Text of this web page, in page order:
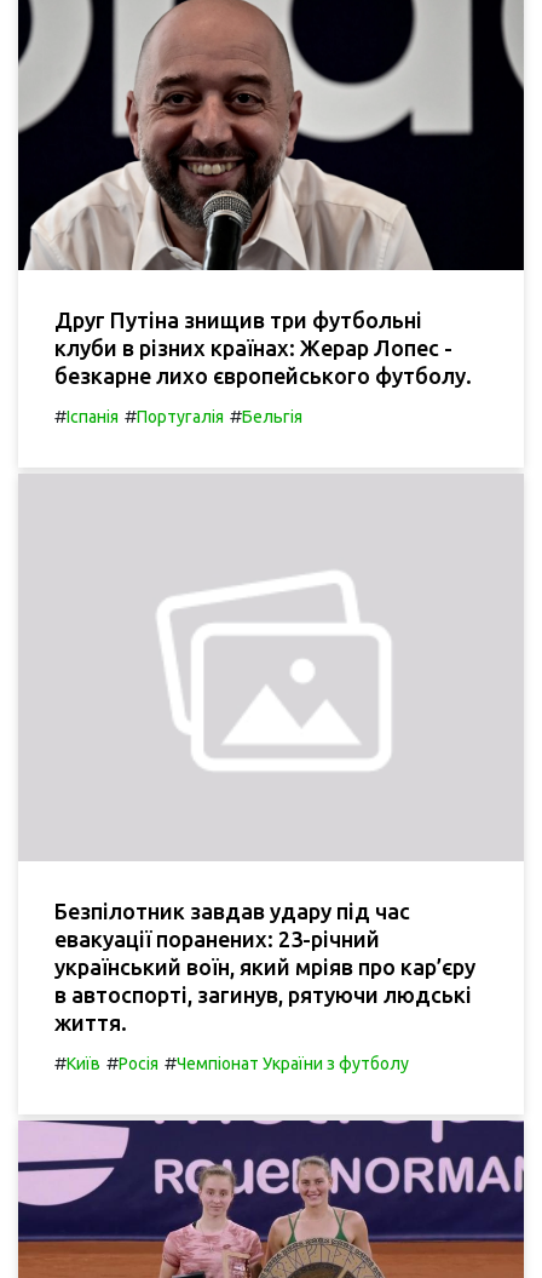
Друг Путіна знищив три футбольні
клуби в різних країнах: Жерар Лопес -
безкарне лихо європейського футболу.
#Іспанія #Португалія #Бельгія
Безпілотник завдав удару під час
евакуації поранених: 23-річний
український воїн, який мріяв про кар’єру
в автоспорті, загинув, рятуючи людські
життя.
#Київ #Росія #Чемпіонат України з футболу